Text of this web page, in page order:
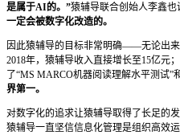
是属于AI的。”猿辅导联合创始人李鑫也
一定会被数字化改造的。
因此猿辅导的目标非常明确——无论出
2018年，猿辅导收入直接增长至15亿元
了“MS MARCO机器阅读理解水平测试”
界第一。
对数字化的追求让猿辅导取得了长足的
猿辅导一直坚信信息化管理是组织高效